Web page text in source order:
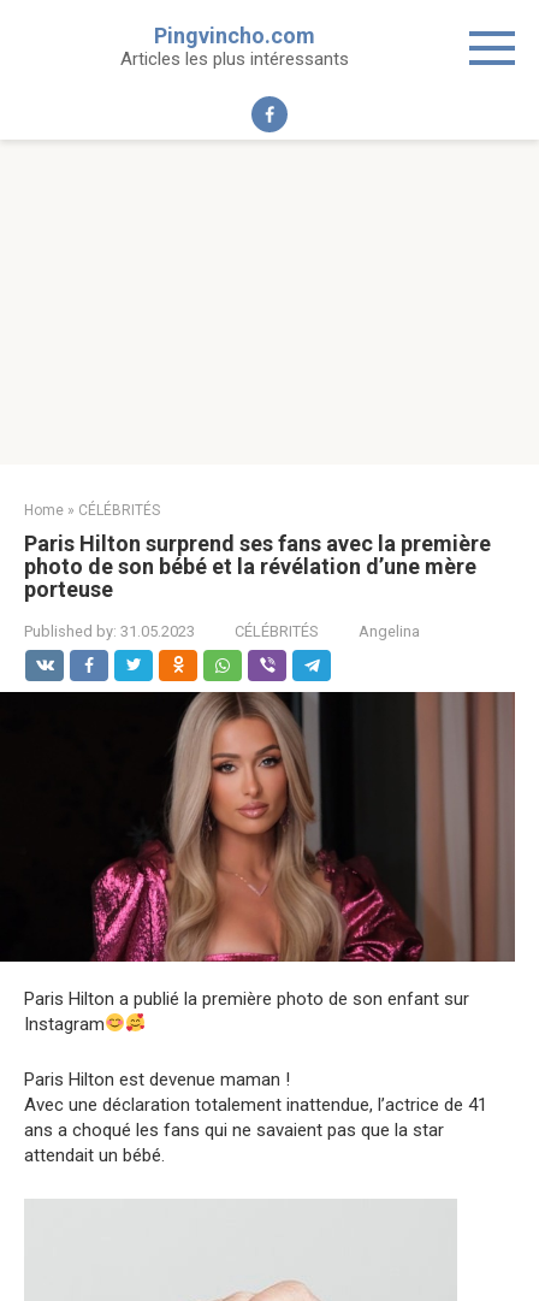
Pingvincho.com
Articles les plus intéressants
Home » CÉLÉBRITÉS
Paris Hilton surprend ses fans avec la première
photo de son bébé et la révélation d’une mère
porteuse
Published by: 31.05.2023 CÉLÉBRITÉS Angelina
Paris Hilton a publié la première photo de son enfant sur
Instagram
Paris Hilton est devenue maman !
Avec une déclaration totalement inattendue, l’actrice de 41
ans a choqué les fans qui ne savaient pas que la star
attendait un bébé.